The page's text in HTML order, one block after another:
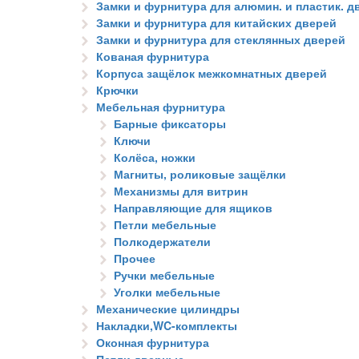
Замки и фурнитура для алюмин. и пластик.
Замки и фурнитура для китайских дверей
Замки и фурнитура для стеклянных дверей
Кованая фурнитура
Корпуса защёлок межкомнатных дверей
Крючки
Мебельная фурнитура
Барные фиксаторы
Ключи
Колёса, ножки
Магниты, роликовые защёлки
Механизмы для витрин
Направляющие для ящиков
Петли мебельные
Полкодержатели
Прочее
Ручки мебельные
Уголки мебельные
Механические цилиндры
Накладки,WC-комплекты
Оконная фурнитура